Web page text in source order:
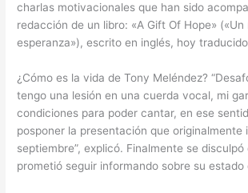
charlas motivacionales que han sido
redacción de un libro: «A Gift Of Hope» («Un
esperanza»), escrito en inglés, hoy
¿Cómo es la vida de Tony Meléndez?
tengo una lesión en una cuerda vocal, mi
condiciones para poder cantar, en ese
posponer la presentación que originalmente
septiembre”, explicó. Finalmente se
prometió seguir informando sobre su estado